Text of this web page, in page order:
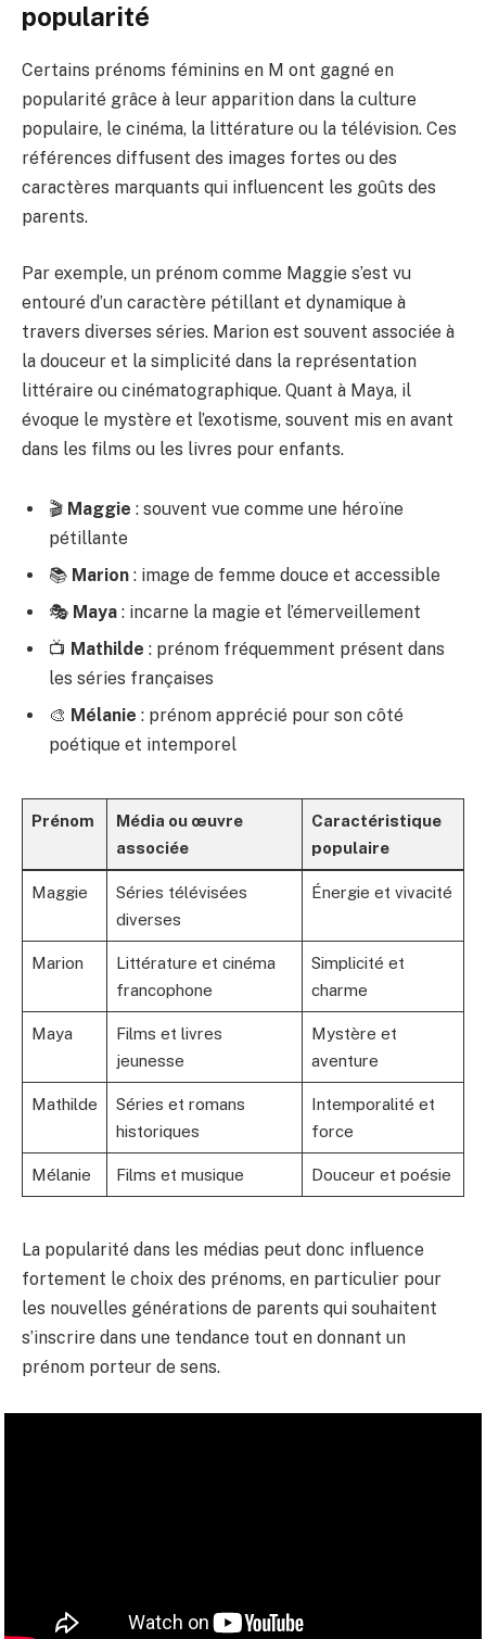
popularité
Certains prénoms féminins en M ont gagné en
popularité grâce à leur apparition dans la culture
populaire, le cinéma, la littérature ou la télévision. Ces
références diffusent des images fortes ou des
caractères marquants qui influencent les goûts des
parents.
Par exemple, un prénom comme Maggie s’est vu
entouré d’un caractère pétillant et dynamique à
travers diverses séries. Marion est souvent associée à
la douceur et la simplicité dans la représentation
littéraire ou cinématographique. Quant à Maya, il
évoque le mystère et l’exotisme, souvent mis en avant
dans les films ou les livres pour enfants.
🎬 Maggie : souvent vue comme une héroïne
pétillante
📚 Marion : image de femme douce et accessible
🎭 Maya : incarne la magie et l’émerveillement
📺 Mathilde : prénom fréquemment présent dans
les séries françaises
🎨 Mélanie : prénom apprécié pour son côté
poétique et intemporel
Prénom
Média ou œuvre
associée
Caractéristique
populaire
Maggie
Séries télévisées
diverses
Énergie et vivacité
Marion
Littérature et cinéma
francophone
Simplicité et
charme
Maya
Films et livres
jeunesse
Mystère et
aventure
Mathilde
Séries et romans
historiques
Intemporalité et
force
Mélanie Films et musique Douceur et poésie
La popularité dans les médias peut donc influence
fortement le choix des prénoms, en particulier pour
les nouvelles générations de parents qui souhaitent
s’inscrire dans une tendance tout en donnant un
prénom porteur de sens.